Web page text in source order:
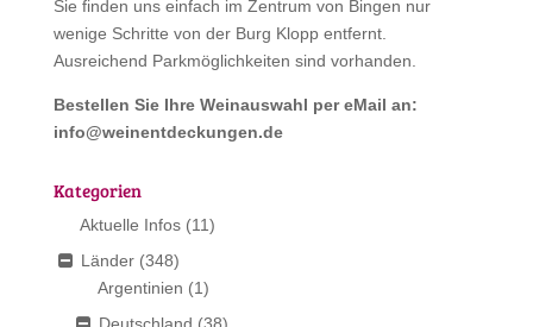
Sie finden uns einfach im Zentrum von Bingen nur
wenige Schritte von der Burg Klopp entfernt.
Ausreichend Parkmöglichkeiten sind vorhanden.
Bestellen Sie Ihre Weinauswahl per eMail an:
info@weinentdeckungen.de
Kategorien
Aktuelle Infos (11)
Länder (348)
Argentinien (1)